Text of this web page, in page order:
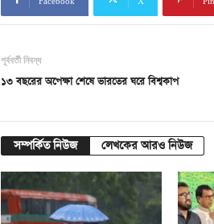
পূর্ববর্তী নিবন্ধ
১৩ বছরের অপেক্ষা শেষে ভারতের ঘরে বিশ্বকাপ
সম্পর্কিত নিউজ লেখকের আরও নিউজ